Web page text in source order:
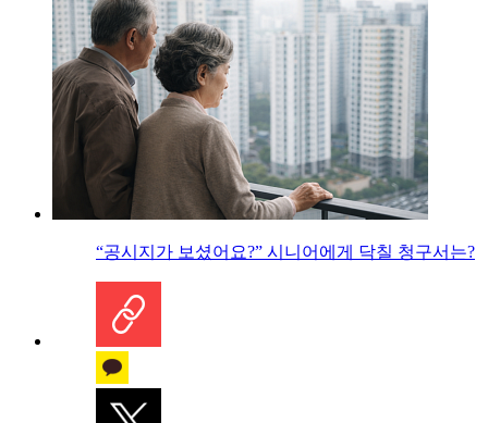
“공시지가 보셨어요?” 시니어에게 닥칠 청구서는?